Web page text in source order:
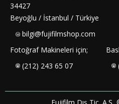
34427
Beyoğlu / İstanbul / Türkiye
bilgi@fujifilmshop.com
Fotoğraf Makineleri için;
(212) 243 65 07
Fujifilm Dış Tic.